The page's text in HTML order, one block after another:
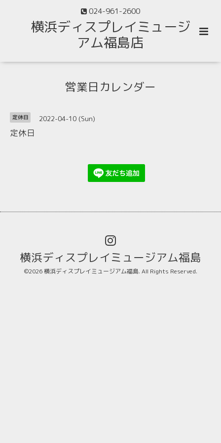
024-961-2600
横浜ディスプレイミュージ
アム福島店
営業日カレンダー
定休日 2022-04-10 (Sun)
定休日
横浜ディスプレイミュージアム福島
©2026横浜ディスプレイミュージアム福島. All Rights Reserved.